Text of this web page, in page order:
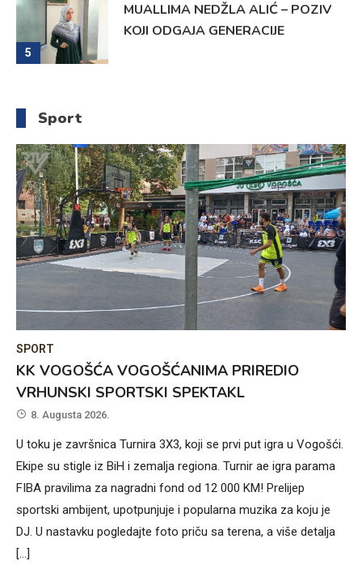
5
MUALLIMA NEDŽLA ALIĆ – POZIV
KOJI ODGAJA GENERACIJE
Sport
SPORT
KK VOGOŠĆA VOGOŠĆANIMA PRIREDIO
VRHUNSKI SPORTSKI SPEKTAKL
8. Augusta 2026.
U toku je završnica Turnira 3X3, koji se prvi put igra u Vogošći.
Ekipe su stigle iz BiH i zemalja regiona. Turnir ae igra parama
FIBA pravilima za nagradni fond od 12 000 KM! Prelijep
sportski ambijent, upotpunjuje i popularna muzika za koju je
DJ. U nastavku pogledajte foto priču sa terena, a više detalja
[…]